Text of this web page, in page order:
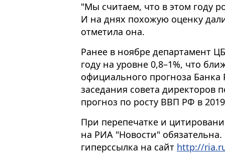
"Мы считаем, что в этом году
И на днях похожую оценку
отметила она.
Ранее в ноябре департамент
году на уровне 0,8–1%, что
официального прогноза Банка
заседания совета директоров
прогноз по росту ВВП РФ в
При перепечатке и
на РИА "Новости"
гиперссылка на сайт http://